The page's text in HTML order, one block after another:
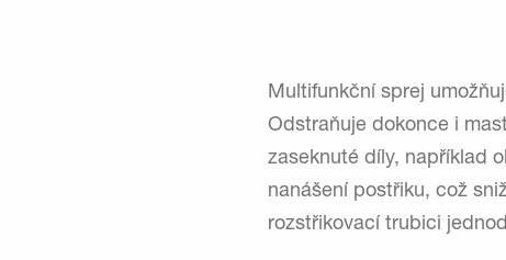
Multifunkční sprej
Odstraňuje dokonce i
zaseknuté díly, například
nanášení postřiku, což
rozstřikovací trubici